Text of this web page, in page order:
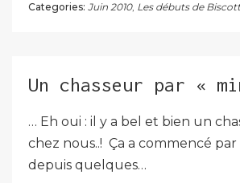
Categories: Juin 2010, Les débuts de
Un chasseur par «
… Eh oui : il y a bel et bien un
chez nous..! Ça a commencé par
depuis quelques…